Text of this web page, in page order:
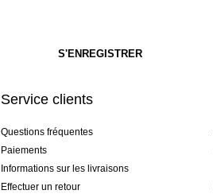
Service clients
Questions fréquentes
Paiements
Informations sur les livraisons
Effectuer un retour